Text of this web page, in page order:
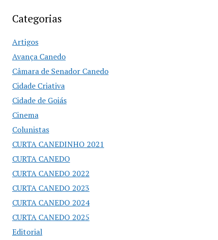
Categorias
Artigos
Avança Canedo
Câmara de Senador Canedo
Cidade Criativa
Cidade de Goiás
Cinema
Colunistas
CURTA CANEDINHO 2021
CURTA CANEDO
CURTA CANEDO 2022
CURTA CANEDO 2023
CURTA CANEDO 2024
CURTA CANEDO 2025
Editorial